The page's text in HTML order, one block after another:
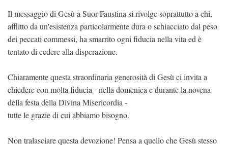
Il messaggio di Gesù a Suor Faustina si rivolge soprattutto a chi,
afflitto da un'esistenza particolarmente dura o schiacciato dal peso
dei peccati commessi, ha smarrito ogni fiducia nella vita ed è
tentato di cedere alla disperazione.
Chiaramente questa straordinaria generosità di Gesù ci invita a
chiedere con molta fiducia - nella domenica e durante la novena
della festa della Divina Misericordia -
tutte le grazie di cui abbiamo bisogno.
Non tralasciare questa devozione! Pensa a quello che Gesù stesso